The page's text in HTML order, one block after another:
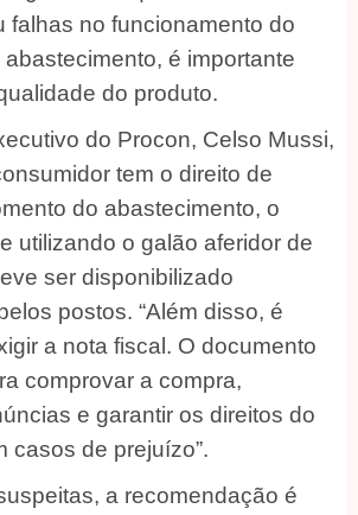
falhas no funcionamento do
é importante
do produto.
do Procon, Celso Mussi,
tem o direito de
do abastecimento, o
utilizando o galão aferidor de
ser disponibilizado
postos. “Além disso, é
a nota fiscal. O documento
comprovar a compra,
e garantir os direitos do
casos de prejuízo”.
a recomendação é